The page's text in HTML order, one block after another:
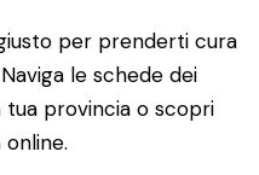
per prenderti cura
le schede dei
tua provincia o scopri